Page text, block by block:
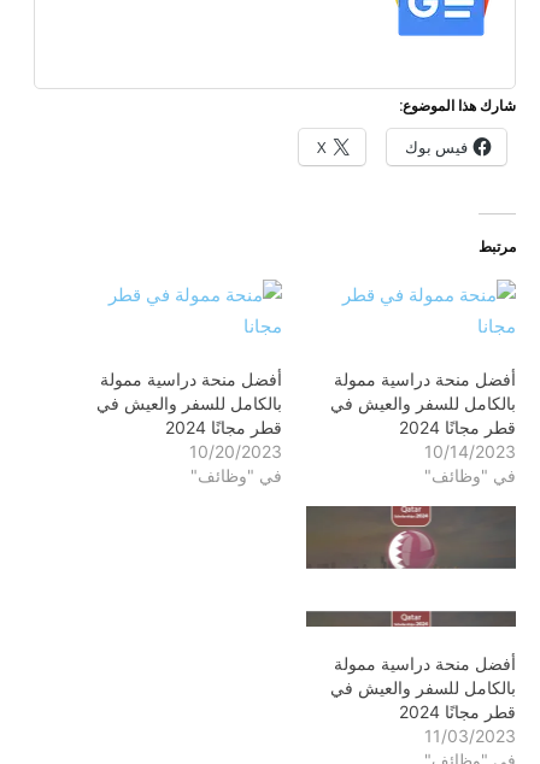
شارك هذا الموضوع:
فيس بوك X
مرتبط
أفضل منحة دراسية ممولة
بالكامل للسفر والعيش في
قطر مجانًا 2024
10/14/2023
في "وظائف"
أفضل منحة دراسية ممولة
بالكامل للسفر والعيش في
قطر مجانًا 2024
10/20/2023
في "وظائف"
أفضل منحة دراسية ممولة
بالكامل للسفر والعيش في
قطر مجانًا 2024
11/03/2023
في "وظائف"